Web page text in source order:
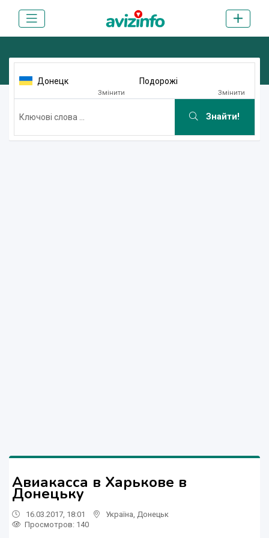
Донецк
Змінити
Подорожі
Змінити
Знайти!
Авиакасса в Харькове в
Донецьку
16.03.2017, 18:01 Україна Донецьк
Просмотров: 140